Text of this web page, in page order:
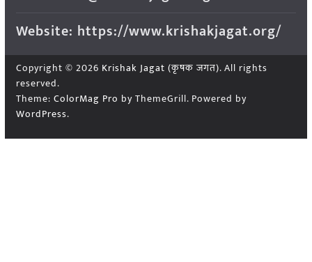
Website: https://www.krishakjagat.org/
Copyright © 2026 Krishak Jagat (कृषक जगत). All rights
reserved.
Theme: ColorMag Pro by ThemeGrill. Powered by
WordPress.